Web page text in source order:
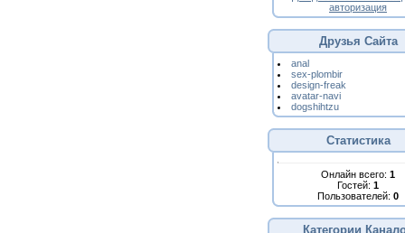
авторизация
Друзья Сайта
anal
sex-plombir
design-freak
avatar-navi
dogshihtzu
Статистика
Онлайн всего: 1
Гостей: 1
Пользователей: 0
Категории